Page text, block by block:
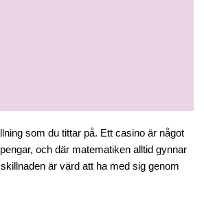
som du tittar på. Ett casino är något
och där matematiken alltid gynnar
är värd att ha med sig genom